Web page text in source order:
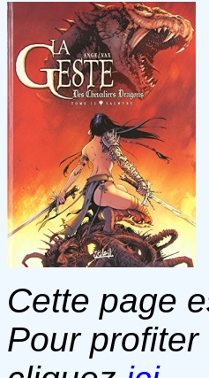
Cette page
Pour